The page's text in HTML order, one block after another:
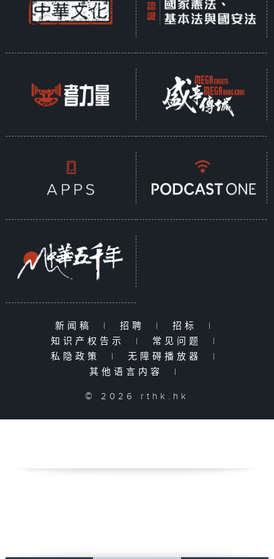
新闻稿 | 招聘 | 招标
|
知识产权告示
| 常见问题
|
私隐政策
| 无障碍播放器
|
其他语言内容
|
© 2026 rthk.hk